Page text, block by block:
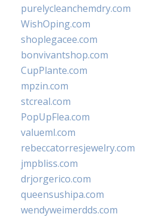
purelycleanchemdry.com
WishOping.com
shoplegacee.com
bonvivantshop.com
CupPlante.com
mpzin.com
stcreal.com
PopUpFlea.com
valueml.com
rebeccatorresjewelry.com
jmpbliss.com
drjorgerico.com
queensushipa.com
wendyweimerdds.com